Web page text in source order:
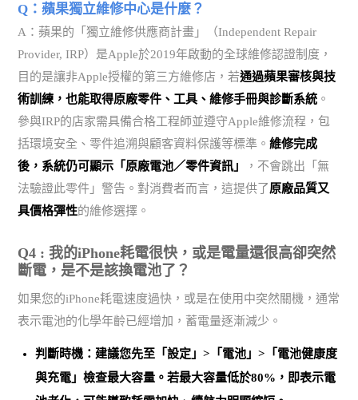
Q：蘋果獨立維修中心是什麼？
A：蘋果的「獨立維修供應商計畫」（Independent Repair
Provider, IRP）是Apple於2019年啟動的全球維修認證制度，
目的是讓非Apple授權的第三方維修店，若通過蘋果審核與技
術訓練，也能取得原廠零件、工具、維修手冊與診斷系統 。
參與IRP的店家需具備合格工程師並遵守Apple維修流程，包
括環境安全、零件追溯與顧客資料保護等標準。維修完成
後，系統仍可顯示「原廠電池／零件資訊」
，不會跳出「無
法驗證此零件」警告。對消費者而言，這提供了原廠品質又
具價格彈性的維修選擇。
Q4 : 我的iPhone耗電很快，或是電量還很高卻突然
斷電，是不是該換電池了？
如果您的iPhone耗電速度過快，或是在使用中突然關機，通常
表示電池的化學年齡已經增加，蓄電量逐漸減少。
判斷時機：建議您先至「設定」>「電池」>「電池健康度
與充電」檢查最大容量。若最大容量低於80%，即表示電